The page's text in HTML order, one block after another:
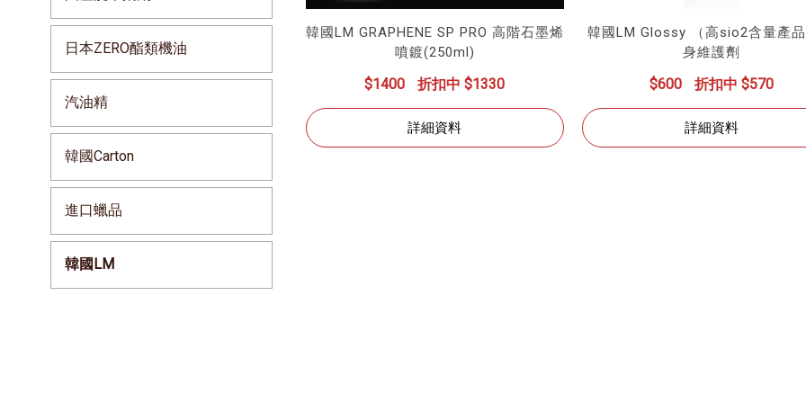
日本ZERO酯類機油
汽油精
韓國Carton
進口蠟品
韓國LM
韓國LM GRAPHENE SP PRO 高階石墨烯
噴鍍(250ml)
$1400 折扣中 $1330
詳細資料
韓國LM Glossy （高sio2含量產
身維護劑
$600 折扣中 $570
詳細資料